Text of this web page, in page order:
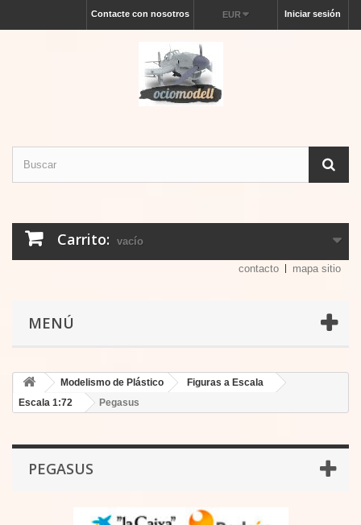
Iniciar sesión
EUR
Contacte con nosotros
Carrito: vacío
contacto mapa sitio
MENÚ
Modelismo de Plástico
Figuras a Escala
Escala 1:72
Pegasus
PEGASUS